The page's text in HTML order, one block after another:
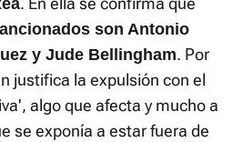
son Antonio
y Jude Bellingham. Por
justifica la expulsión con el
algo que afecta y mucho a
se exponía a estar fuera de